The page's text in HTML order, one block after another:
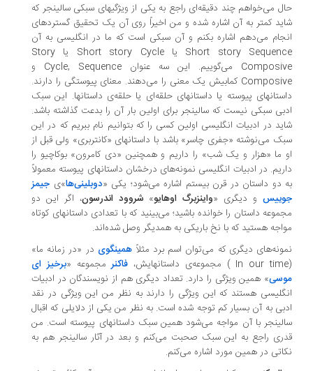
می‌خواهم چند دقیقه‌­ای راجع به یکی از ویژگی­های سبکی سالینجر که
کمتر به آن اشاره شده و من اخیراً روی آن یک تحقیق گسترده­ای
می‌دهم اشاره بکنم و آن سبکی است که ما در انگلیسی به آن
Short story یاShort story Cycle یاStory
می‌گوییم. این سه عنوانCycle, Sequence
و
کمابیش یک معنی را می‌دهند. معنای پیوستگی را دارند.
پیوسته یا داستان­های حلقه­‌ای یا حلقه­‌ی داستان­ها. این سبک
سبکی نیست که سالینجر برای اولین بار آن را بدعت گذاشته باشد.
در ادبیات انگلیسی اولین کسی را که بتوانیم نام ببریم که در این
می‌نوشته «جفری چاسر» باشد با داستان­های «کانتربری» ولی قبل از
ما «هزار و یک شب» را داریم و همچنین «دی کامرون» بوکاچیو را
در ادبیات انگلیسی نمونه‌های درخشان داستان­های پیوسته معمولاً
دو داستان در قرن بیستم اشاره می‌شود؛ یکی « دوبلینی­‌ها»یجیمز
و دیگری «واینزبرگ اوهایو »شروود اندرسون، اگر این دو
داستان را خوانده باشید؛ می‌بینید که با تعدادی داستان­های کوتاه
هستید که با نخ باریکی به همدیگر وصل شده‌اند.
دیگری که می‌توان اسم برد مثلاًهمینگویدر «در زمانه ما»
In our) مجموعه‌­ی داستان­هایش،فاکنرمجموعه «برخیز ای
» همین ویژگی را دارد. تعداد دیگری هم از نویسندگان در ادبیات
هستند که این ویژگی را دارند به نظر من این ویژگی در نقد
به آن بسیار کم توجه شده است. به نظر من یکی از دلایلی که اقبال
با آن مواجه می‌شود همین سبک داستان­های پیوسته است. من
راجع به این سبک صحبت می‌کنم و بعد در آثار سالینجر هم به
در همین مورد اشاره می‌کنم.